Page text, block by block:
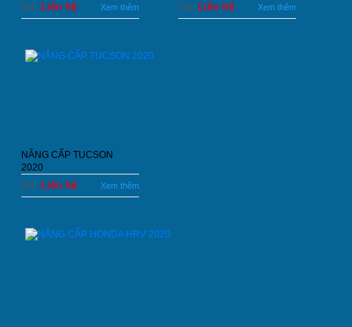
Giá: Liên hệ Xem thêm Giá: Liên hệ Xem thêm
NÂNG CẤP TUCSON
2020
Giá: Liên hệ Xem thêm